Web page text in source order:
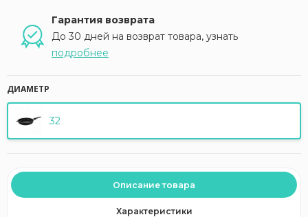
Гарантия возврата
До 30 дней на возврат товара, узнать
подробнее
ДИАМЕТР
32
Описание товара
Характеристики